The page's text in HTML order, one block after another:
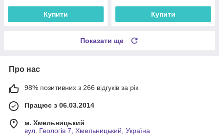
Купити Купити
Показати ще
Про нас
98% позитивних з 266 відгуків за рік
Працює з 06.03.2014
м. Хмельницький
вул. Геологів 7, Хмельницький, Україна